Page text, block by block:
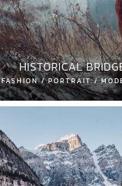
HISTORICAL
FASHION / PORTRAIT /